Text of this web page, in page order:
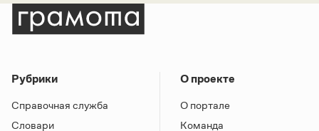
Рубрики
Справочная служба
Словари
О проекте
О портале
Команда